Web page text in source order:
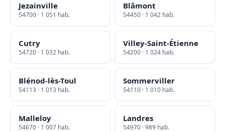
Jezainville
54700 · 1 051 hab.
Blâmont
54450 · 1 042 hab.
Cutry
54720 · 1 032 hab.
Villey-Saint-Étienne
54200 · 1 024 hab.
Blénod-lès-Toul
54113 · 1 013 hab.
Sommerviller
54110 · 1 010 hab.
Malleloy
54670 · 1 007 hab.
Landres
54970 · 989 hab.